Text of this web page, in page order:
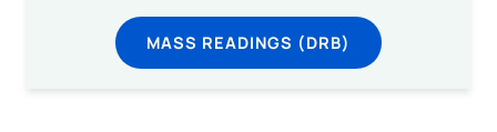
MASS READINGS (DRB)